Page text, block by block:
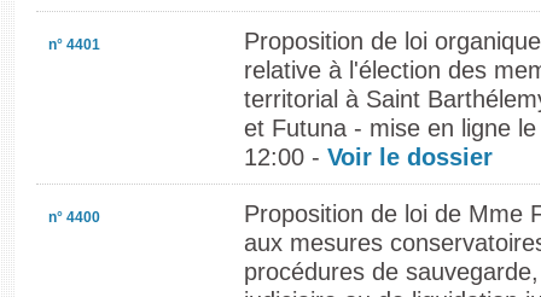
n° 4401
Proposition de loi
relative à l'élection des
territorial à Saint
et Futuna - mise en ligne
12:00 - Voir le dossier
n° 4400
Proposition de loi de Mme
aux mesures
procédures de